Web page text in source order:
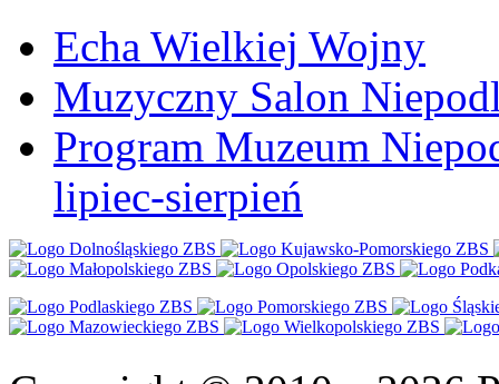
Echa Wielkiej Wojny
Muzyczny Salon
Program Muzeum
lipiec-sierpień